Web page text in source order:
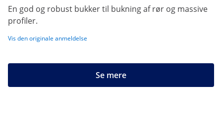
En god og robust bukker til bukning af rør og massive
profiler.
Vis den originale anmeldelse
Se mere